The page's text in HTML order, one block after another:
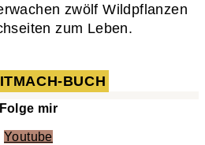
zwölf Wildpflanzen
zum Leben.
BUCH
Folge mir
Youtube